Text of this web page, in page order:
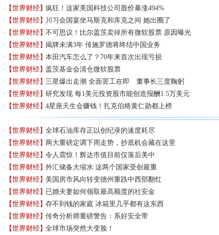
【世界财经】疯狂！这家美国科技公司股价暴涨494%
【世界财经】 川习会国宴坐马斯克和库克之间 她出圈了
【世界财经】不可思议！比尔盖茨卖掉所有微软股票 原因曝光
【世界财经】揭牌未满3年 传施罗德将终结中国业务
【世界财经】本田汽车怎么了？70年来首次出现亏损
【世界财经】盖茨基金会清仓微软股票
【世界财经】三星爆出走潮 全面罢工在即 董事长三度鞠躬
【世界财经】研究发现 每1美元投资股市能创造报酬1.5万美元
【世界财经】4星座天生会赚钱！扎克伯格黄仁勋都上榜
【世界财经】全球石油库存正以创纪录的速度耗尽
【世界财经】两大重磅定调下周走势，抄底机会藏在这里
【世界财经】令人震惊！辉达市值目前仅落后美中
【世界财经】外汇储备大缩水 这两个国家受创最重
【世界财经】美国房市风向转变德州重跌中西部翻红
【世界财经】已婚夫妻如何领取最高额度的社安金
【世界财经】存不到钱的家庭 冰箱里几乎都有这东西
【世界财经】传奇分析师重磅警告：系好安全带
【世界财经】全球市场突然大变脸！